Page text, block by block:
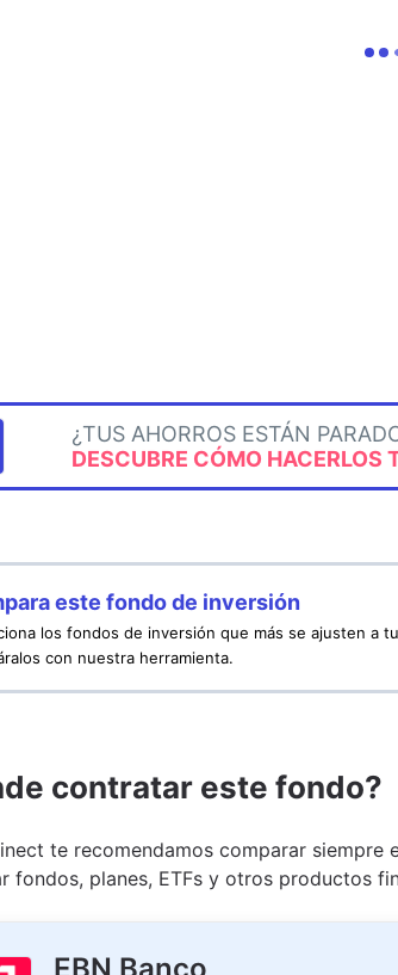
¿TUS AHORROS ESTÁN
DESCUBRE CÓMO HACERLOS
este fondo de inversión
los fondos de inversión que más se ajusten a
con nuestra herramienta.
contratar este fondo?
te recomendamos comparar siempre
fondos, planes, ETFs y otros productos
EBN Banco